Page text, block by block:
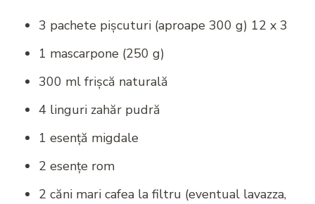
3 pachete pișcuturi (aproape 300 g) 12 x 3
1 mascarpone (250 g)
300 ml frișcă naturală
4 linguri zahăr pudră
1 esență migdale
2 esențe rom
2 căni mari cafea la filtru (eventual lavazza,